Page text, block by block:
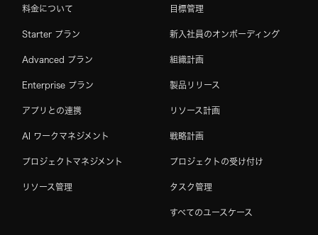
料金について
Starter プラン
Advanced プラン
Enterprise プラン
アプリとの連携
AI ワークマネジメント
プロジェクトマネジメント
リソース管理
目標管理
新入社員のオンボーディング
組織計画
製品リリース
リソース計画
戦略計画
プロジェクトの受け付け
タスク管理
すべてのユースケース